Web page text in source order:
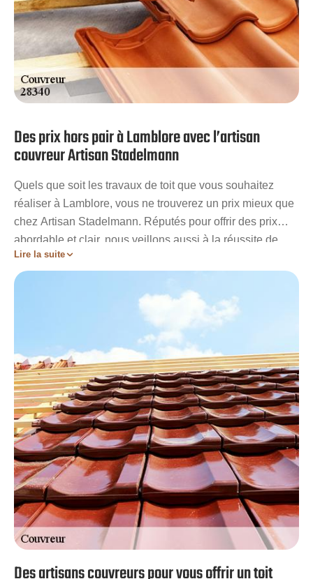
Des prix hors pair à Lamblore avec l’artisan
couvreur Artisan Stadelmann
Quels que soit les travaux de toit que vous souhaitez
réaliser à Lamblore, vous ne trouverez un prix mieux que
chez Artisan Stadelmann. Réputés pour offrir des prix
abordable et clair, nous veillons aussi à la réussite de
notre œuvre. Notre mesure de réussite est la satisfaction
de nos clients. Nous offrons des tarifs compétitifs pour
tous nos services de couverture à Lamblore. Nous
sommes toujours à la recherche de nouvelles façons
d’améliorer nos services pour mieux vous servir.
N’hésitez pas à nous appeler !
Lire la suite
Des artisans couvreurs pour vous offrir un toit